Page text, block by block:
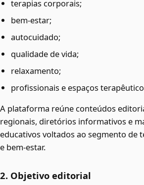
terapias corporais;
bem-estar;
autocuidado;
qualidade de vida;
relaxamento;
profissionais e espaços
A plataforma reúne conteúdos
regionais, diretórios informativos e
educativos voltados ao segmento de
e bem-estar.
2. Objetivo editorial